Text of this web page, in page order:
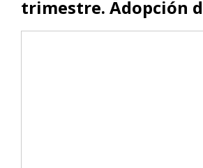
trimestre. Adopción